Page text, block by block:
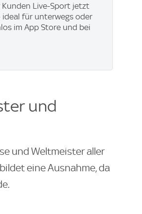
Kunden Live-Sport jetzt
für unterwegs oder
im App Store und bei
und
und Weltmeister aller
eine Ausnahme, da